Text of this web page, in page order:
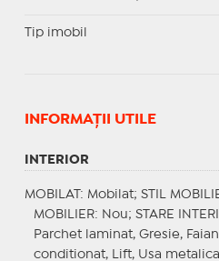
Tip imobil
INFORMAŢII UTILE
INTERIOR
MOBILAT : Mobilat; STIL
MOBILIER: Nou; STARE
Parchet laminat, Gresie,
conditionat, Lift, Usa